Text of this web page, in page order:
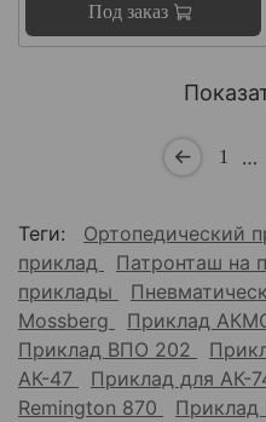
Под заказ
1 …
Теги: Ортопедический
приклад
Патронташ на
приклады
Mossberg
Приклад
Приклад ВПО 202
АК-47
Приклад для АК-
Remington 870
Приклад